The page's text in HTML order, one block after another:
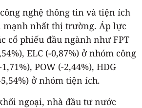
nghệ thông tin và tiện ích
mạnh nhất thị trường. Áp lực
cổ phiếu đầu ngành như FPT
ELC (-0,87%) ở nhóm công
POW (-2,44%), HDG
ở nhóm tiện ích.
ngoại, nhà đầu tư nước